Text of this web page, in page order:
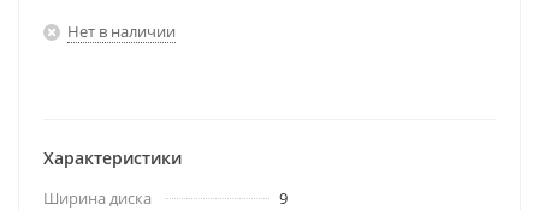
Нет в наличии
Характеристики
Ширина диска
9